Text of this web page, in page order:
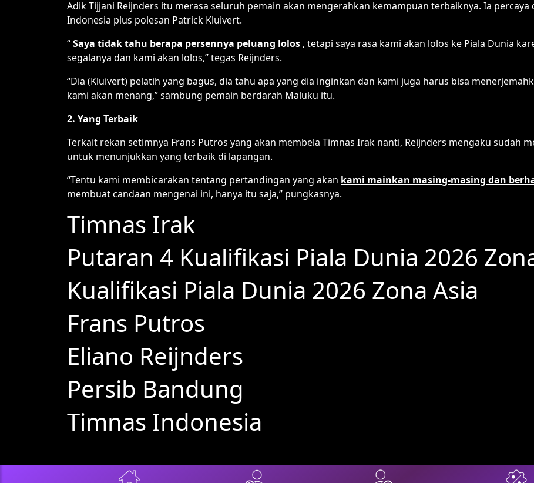
Adik Tijjani Reijnders itu merasa seluruh pemain akan mengerahkan kemampuan terbaiknya. Ia
Indonesia plus polesan Patrick Kluivert.
“Saya tidak tahu berapa persennya peluang lolos , tetapi saya rasa kami akan lolos ke Piala Dunia
segalanya dan kami akan lolos,” tegas Reijnders.
“Dia (Kluivert) pelatih yang bagus, dia tahu apa yang dia inginkan dan kami juga harus bisa
kami akan menang,” sambung pemain berdarah Maluku itu.
2. Yang Terbaik
Terkait rekan setimnya Frans Putros yang akan membela Timnas Irak nanti, Reijnders mengaku sudah
untuk menunjukkan yang terbaik di lapangan.
“Tentu kami membicarakan tentang pertandingan yang akan kami mainkan masing-masing dan
membuat candaan mengenai ini, hanya itu saja,” pungkasnya.
Timnas Irak
Putaran 4 Kualifikasi Piala Dunia 2026
Kualifikasi Piala Dunia 2026 Zona Asia
Frans Putros
Eliano Reijnders
Persib Bandung
Timnas Indonesia